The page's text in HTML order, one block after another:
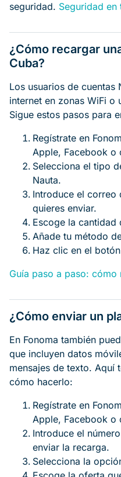
seguridad. Seguridad en
¿Cómo recargar
Cuba?
Los usuarios de cuentas
internet en zonas WiFi o
Sigue estos pasos para
Regístrate en
Apple, Facebook o
Selecciona el tipo
Nauta.
Introduce el correo
quieres enviar.
Escoge la cantidad
Añade tu método
Haz clic en el botón
Guía paso a paso: cómo
¿Cómo enviar un
En Fonoma también
que incluyen datos
mensajes de texto. Aquí
cómo hacerlo:
Regístrate en
Apple, Facebook o
Introduce el
enviar la recarga.
Selecciona la